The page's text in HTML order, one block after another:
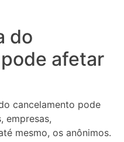
do
afetar
cancelamento pode
empresas,
mesmo, os anônimos.